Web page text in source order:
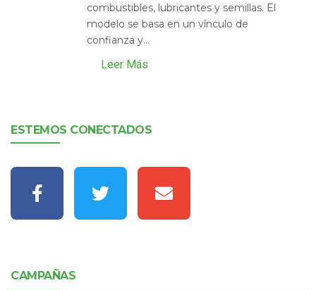
combustibles, lubricantes y semillas. El
modelo se basa en un vínculo de
confianza y...
Leer Más
ESTEMOS CONECTADOS
CAMPAÑAS